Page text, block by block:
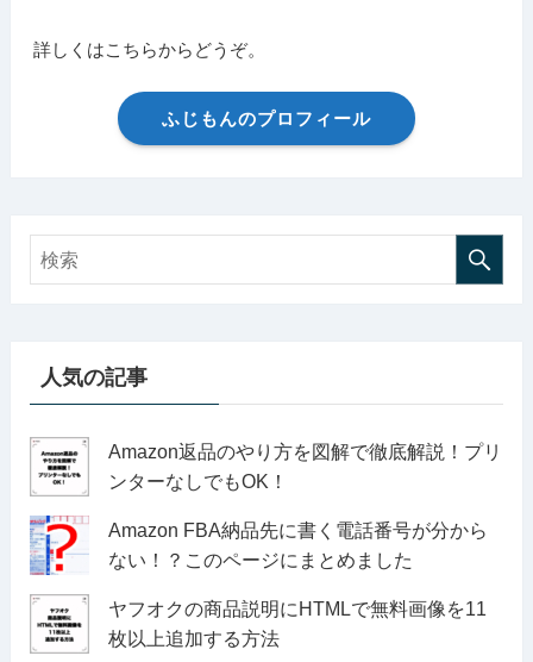
詳しくはこちらからどうぞ。
ふじもんのプロフィール
人気の記事
Amazon返品のやり方を図解で徹底解説！プリ
ンターなしでもOK！
Amazon FBA納品先に書く電話番号が分から
ない！？このページにまとめました
ヤフオクの商品説明にHTMLで無料画像を11
枚以上追加する方法